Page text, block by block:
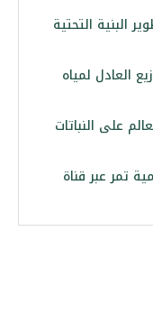
البنية التحتية
العادل لمياه
على النباتات
تمر عبر قناة